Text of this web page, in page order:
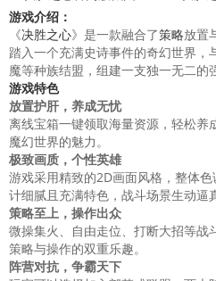
游戏介绍：
《决胜之心》是一款融合了策略放置
踏入一个充满史诗事件的奇幻世界
魔等种族结盟，组建一支独一无二的
游戏特色
放置护肝，养成无忧
离线宝箱一键领取海量资源，轻松养
魔幻世界的魅力。
极致画质，个性英雄
游戏采用精致的2D画面风格，整体色
计细腻且充满特色，战斗场景生动逼
策略至上，操作出众
微操集火、自由走位、打断大招等战
策略与操作的双重乐趣。
阵营对抗，争霸天下